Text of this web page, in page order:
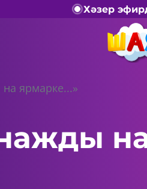
Хәзер
ярмарке...»